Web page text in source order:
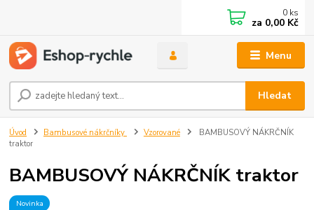
Menu
Hledat
0 ks
za 0,00 Kč
Úvod Bambusové nákrčníky Vzorované
BAMBUSOVÝ NÁKRČNÍK
traktor
BAMBUSOVÝ NÁKRČNÍK traktor
Novinka